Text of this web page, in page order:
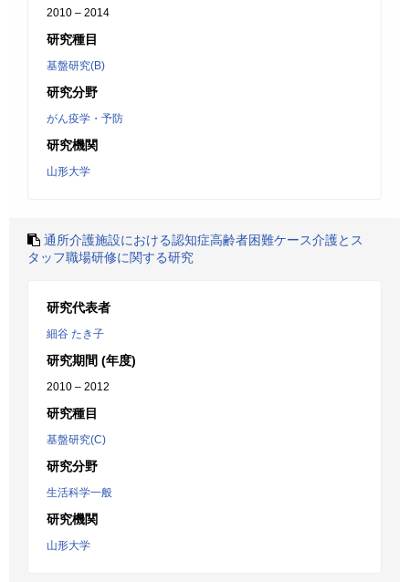
2010 – 2014
研究種目
基盤研究(B)
研究分野
がん疫学・予防
研究機関
山形大学
通所介護施設における認知症高齢者困難ケース介護とス
タッフ職場研修に関する研究
研究代表者
細谷 たき子
研究期間 (年度)
2010 – 2012
研究種目
基盤研究(C)
研究分野
生活科学一般
研究機関
山形大学